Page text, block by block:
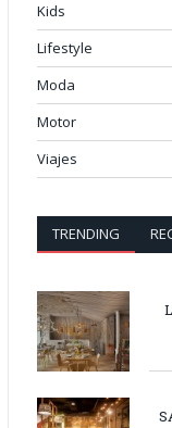
Kids
Lifestyle
Moda
Motor
Viajes
TRENDING